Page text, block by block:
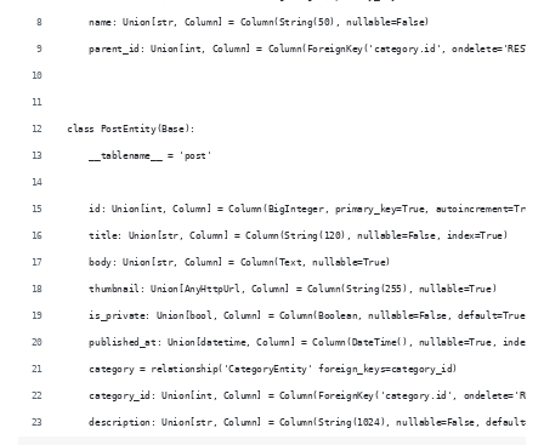
    name: Union[str, Column] = Column(String(50), nullable=False)
parent_id: Union[int, Column] = Column(ForeignKey('category.id',
class PostEntity(Base):
    __tablename__ = 'post'
    id: Union[int, Column] = Column(BigInteger, primary_key=True, autoincrement=True)
    title: Union[str, Column] = Column(String(120), nullable=False, index=True)
    body: Union[str, Column] = Column(Text, nullable=True)
    thumbnail: Union[AnyHttpUrl, Column] = Column(String(255), nullable=True)
    is_private: Union[bool, Column] = Column(Boolean, nullable=False, default=True)
published_at: Union[datetime, Column] = Column(DateTime(), nullable=True,
    category = relationship('CategoryEntity' foreign_keys=category_id)
category_id: Union[int, Column] = Column(ForeignKey('category.id',
description: Union[str, Column] = Column(String(1024), nullable=False,